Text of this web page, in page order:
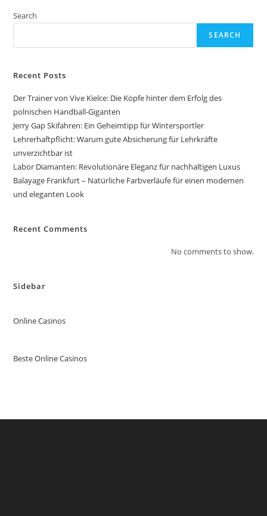
Search
SEARCH
Recent Posts
Der Trainer von Vive Kielce: Die Köpfe hinter dem Erfolg des
polnischen Handball-Giganten
Jerry Gap Skifahren: Ein Geheimtipp für Wintersportler
Lehrerhaftpflicht: Warum gute Absicherung für Lehrkräfte
unverzichtbar ist
Labor Diamanten: Revolutionäre Eleganz für nachhaltigen Luxus
Balayage Frankfurt – Natürliche Farbverläufe für einen modernen
und eleganten Look
Recent Comments
No comments to show.
Sidebar
Online Casinos
Beste Online Casinos